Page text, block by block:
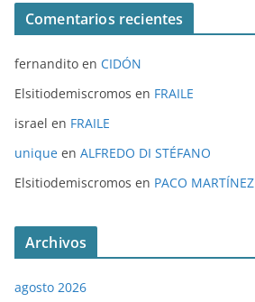
Comentarios recientes
fernandito en CIDÓN
Elsitiodemiscromos en FRAILE
israel en FRAILE
unique en ALFREDO DI STÉFANO
Elsitiodemiscromos en PACO MARTÍNEZ
Archivos
agosto 2026